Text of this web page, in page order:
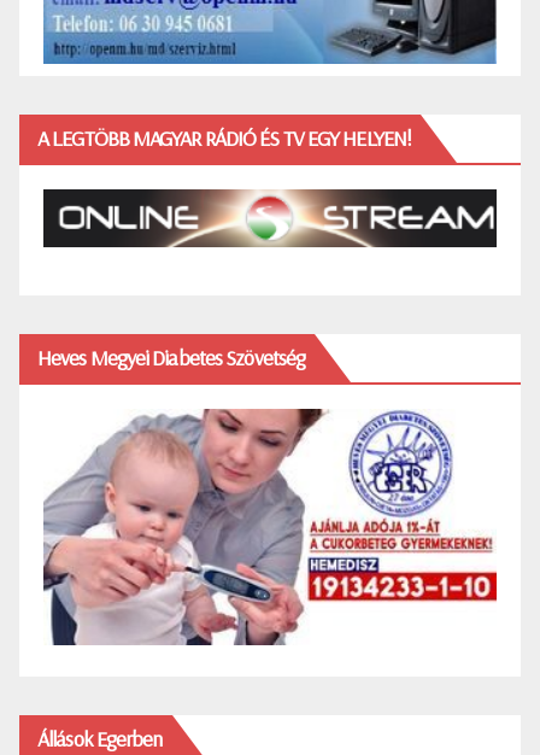
A LEGTÖBB MAGYAR RÁDIÓ ÉS TV EGY HELYEN!
Heves Megyei Diabetes Szövetség
Állások Egerben